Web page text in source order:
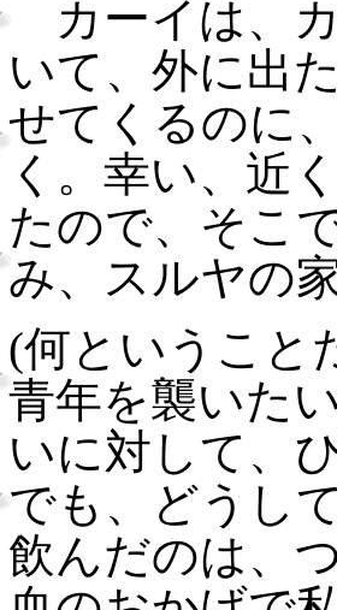
カーイは、
いて、外に出
せてくるのに
く。幸い、近
たので、そこ
み、スルヤの
(何ということ
青年を襲いた
いに対して、
でも、どうし
飲んだのは、